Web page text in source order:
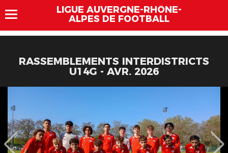
LIGUE AUVERGNE-RHÔNE-
ALPES DE FOOTBALL
RASSEMBLEMENTS INTERDISTRICTS
U14G - AVR. 2026